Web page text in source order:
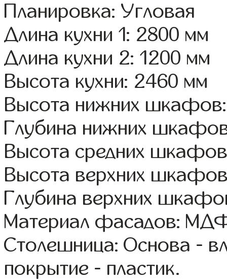
Планировка: Угловая
Длина кухни 1: 2800 мм
Длина кухни 2: 1200 мм
Высота кухни: 2460 мм
Высота нижних
Глубина нижних
Высота средних
Высота верхних
Глубина верхних
Материал фасадов:
Столешница: Основа -
покрытие - пластик.